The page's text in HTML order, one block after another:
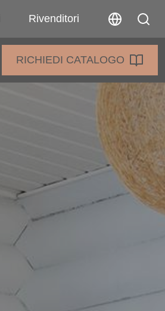
Rivenditori
RICHIEDI CATALOGO